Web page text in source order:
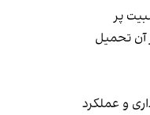
پر
آن تحمیل
و عملکرد